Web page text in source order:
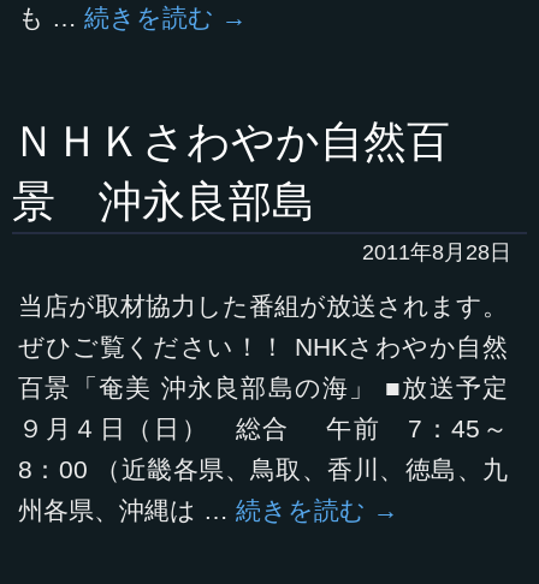
も … 続きを読む →
ＮＨＫさわやか自然百
景 沖永良部島
2011年8月28日
当店が取材協力した番組が放送されます。
ぜひご覧ください！！ NHKさわやか自然
百景「奄美 沖永良部島の海」 ■放送予定
９月４日（日） 総合 午前 7：45～
8：00 （近畿各県、鳥取、香川、徳島、九
州各県、沖縄は … 続きを読む →